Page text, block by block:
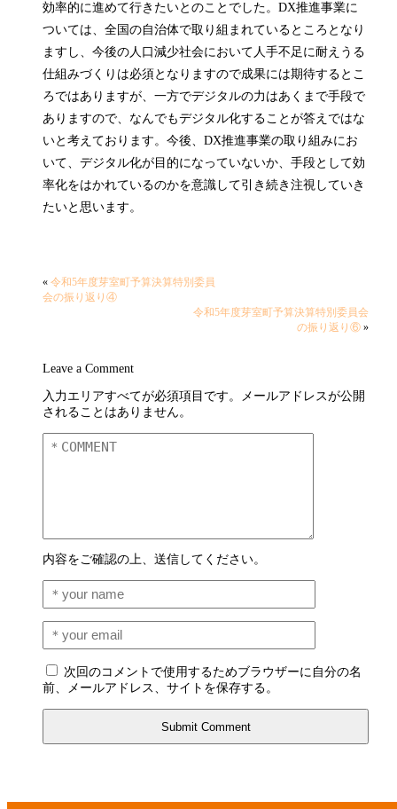
効率的に進めて行きたいとのことでした。DX推進事業に
ついては、全国の自治体で取り組まれているところとなり
ますし、今後の人口減少社会において人手不足に耐えうる
仕組みづくりは必須となりますので成果には期待するとこ
ろではありますが、一方でデジタルの力はあくまで手段で
ありますので、なんでもデジタル化することが答えではな
いと考えております。今後、DX推進事業の取り組みにお
いて、デジタル化が目的になっていないか、手段として効
率化をはかれているのかを意識して引き続き注視していき
たいと思います。
« 令和5年度芽室町予算決算特別委員
会の振り返り④
令和5年度芽室町予算決算特別委員会
の振り返り⑥ »
Leave a Comment
入力エリアすべてが必須項目です。メールアドレスが公開
されることはありません。
内容をご確認の上、送信してください。
次回のコメントで使用するためブラウザーに自分の名
前、メールアドレス、サイトを保存する。